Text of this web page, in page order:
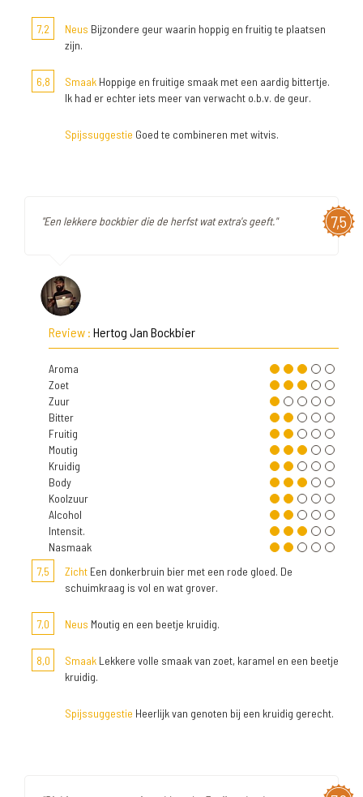
7,2 Neus Bijzondere geur waarin hoppig en fruitig te plaatsen
zijn.
6,8 Smaak Hoppige en fruitige smaak met een aardig bittertje.
Ik had er echter iets meer van verwacht o.b.v. de geur.
Spijssuggestie Goed te combineren met witvis.
7,5
"Een lekkere bockbier die de herfst wat extra's geeft."
Review : Hertog Jan Bockbier
Aroma
Zoet
Zuur
Bitter
Fruitig
Moutig
Kruidig
Body
Koolzuur
Alcohol
Intensit.
Nasmaak
7,5
Zicht Een donkerbruin bier met een rode gloed. De
schuimkraag is vol en wat grover.
7,0 Neus Moutig en een beetje kruidig.
8,0 Smaak Lekkere volle smaak van zoet, karamel en een beetje
kruidig.
Spijssuggestie Heerlijk van genoten bij een kruidig gerecht.